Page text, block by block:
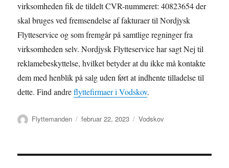
virksomheden fik de tildelt CVR-nummeret: 40823654 der
skal bruges ved fremsendelse af fakturaer til Nordjysk
Flytteservice og som fremgår på samtlige regninger fra
virksomheden selv. Nordjysk Flytteservice har sagt Nej til
reklamebeskyttelse, hvilket betyder at du ikke må kontakte
dem med henblik på salg uden ført at indhente tilladelse til
dette. Find andreflyttefirmaer i Vodskov.
Forfatter
Flyttemanden Udgivet
februar 22, 2023 Kategorier
Vodskov